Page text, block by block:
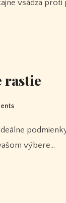
vsádza proti
rastie
výbere…